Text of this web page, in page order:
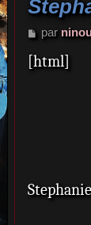
M
s
par
[html]